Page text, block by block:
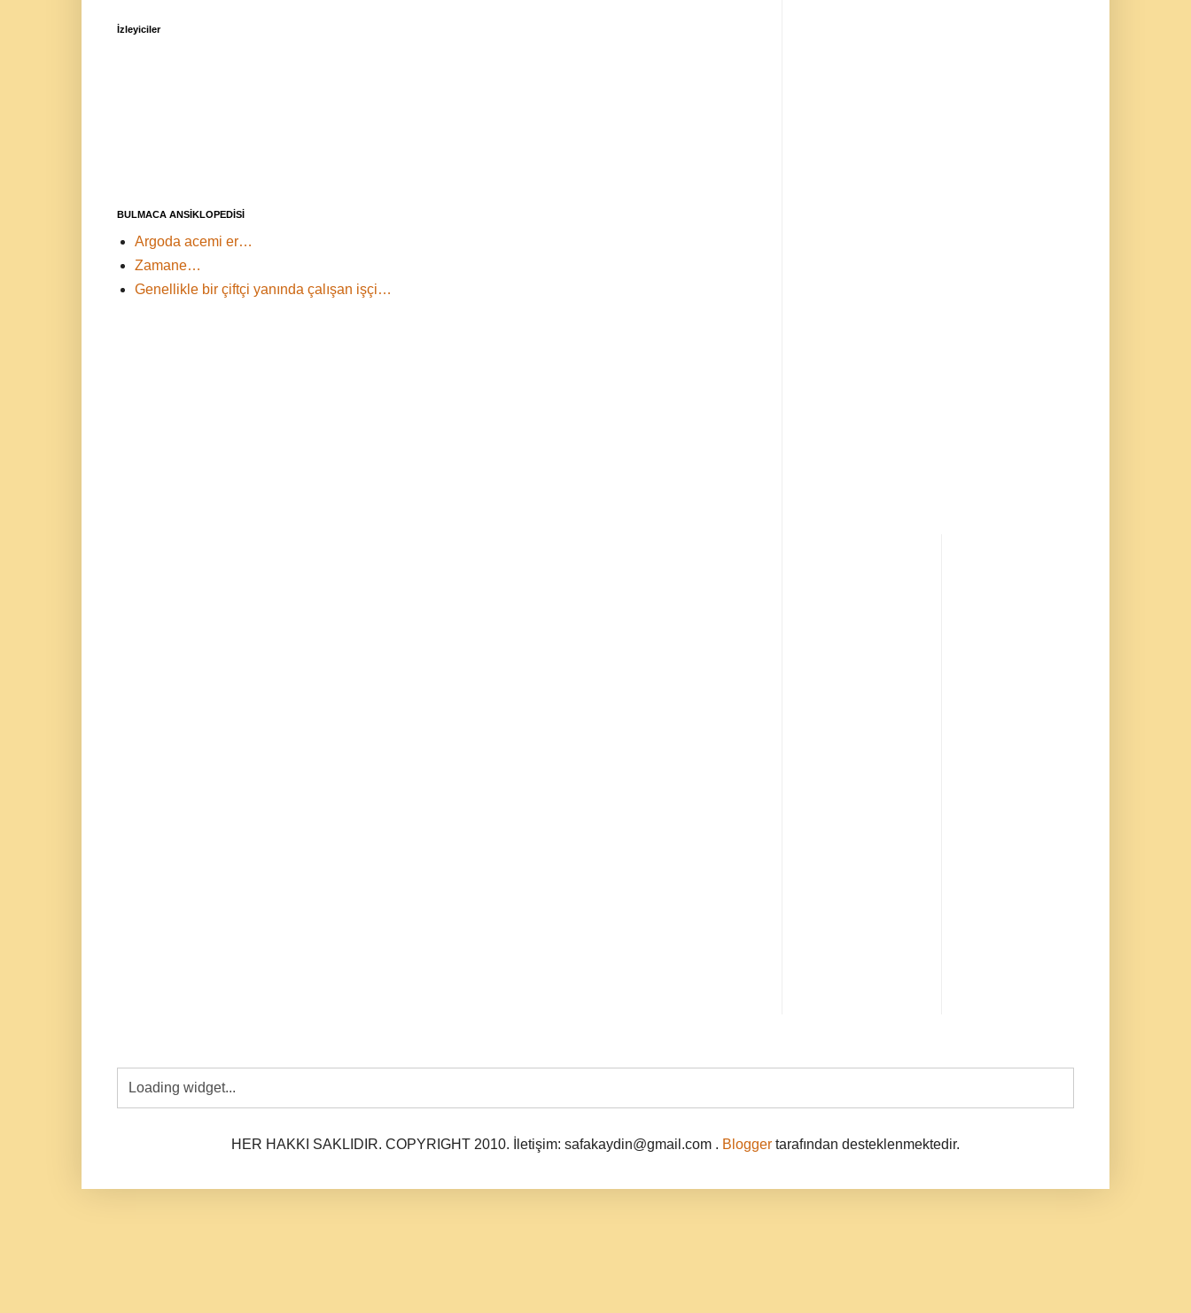
İzleyiciler
BULMACA ANSİKLOPEDİSİ
Argoda acemi er…
Zamane…
Genellikle bir çiftçi yanında çalışan işçi…
HER HAKKI SAKLIDIR. COPYRIGHT 2010. İletişim: safakaydin@gmail.com . Blogger tarafından desteklenmektedir.